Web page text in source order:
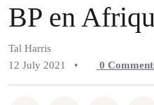
BP en
Tal Harris
12 July 2021
• 0